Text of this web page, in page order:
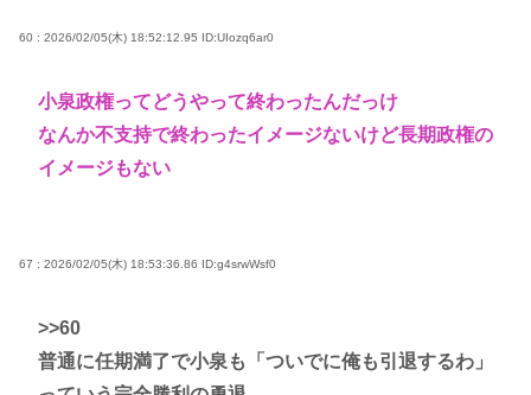
60 : 2026/02/05(木) 18:52:12.95 ID:UIozq6ar0
小泉政権ってどうやって終わったんだっけ
なんか不支持で終わったイメージないけど長期政権の
イメージもない
67 : 2026/02/05(木) 18:53:36.86 ID:g4srwWsf0
>>60
普通に任期満了で小泉も「ついでに俺も引退するわ」